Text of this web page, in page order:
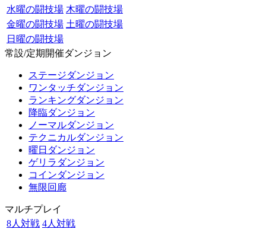
水曜の闘技場 木曜の闘技場
金曜の闘技場 土曜の闘技場
日曜の闘技場
常設/定期開催ダンジョン
ステージダンジョン
ワンタッチダンジョン
ランキングダンジョン
降臨ダンジョン
ノーマルダンジョン
テクニカルダンジョン
曜日ダンジョン
ゲリラダンジョン
コインダンジョン
無限回廊
マルチプレイ
8人対戦 4人対戦